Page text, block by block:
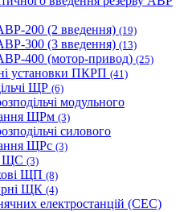
200 (2 введення) (19)
300 (3 введення) (13)
400 (мотор-привод) (25)
установки ПКРП (41)
ЩР (6)
модульного
ЩРм (3)
силового
ЩРс (3)
ЩС (3)
ЩП (8)
ЩК (4)
електростанцій (СЕС)